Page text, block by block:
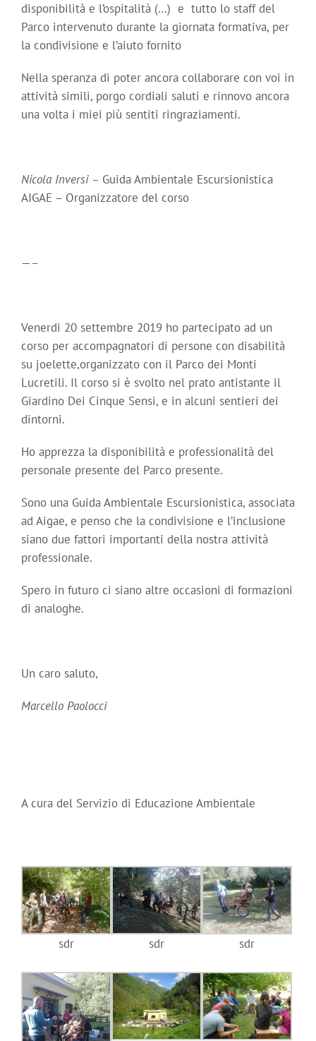
disponibilità e l’ospitalità (…) e tutto lo staff del
Parco intervenuto durante la giornata formativa, per
la condivisione e l’aiuto fornito
Nella speranza di poter ancora collaborare con voi in
attività simili, porgo cordiali saluti e rinnovo ancora
una volta i miei più sentiti ringraziamenti.
Nicola Inversi – Guida Ambientale Escursionistica
AIGAE – Organizzatore del corso
—–
Venerdi 20 settembre 2019 ho partecipato ad un
corso per accompagnatori di persone con disabilità
su joelette,organizzato con il Parco dei Monti
Lucretili. Il corso si è svolto nel prato antistante il
Giardino Dei Cinque Sensi, e in alcuni sentieri dei
dintorni.
Ho apprezza la disponibilità e professionalità del
personale presente del Parco presente.
Sono una Guida Ambientale Escursionistica, associata
ad Aigae, e penso che la condivisione e l’inclusione
siano due fattori importanti della nostra attività
professionale.
Spero in futuro ci siano altre occasioni di formazioni
di analoghe.
Un caro saluto,
Marcello Paolocci
A cura del Servizio di Educazione Ambientale
sdr sdr sdr